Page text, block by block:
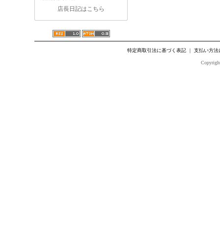
店長日記はこちら
特定商取引法に基づく表記｜ 支払い方法